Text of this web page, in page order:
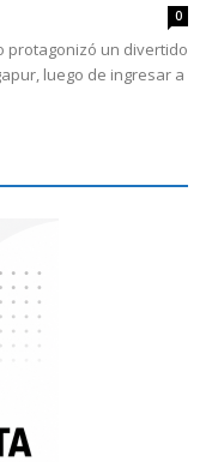
0
protagonizó un divertido
luego de ingresar a